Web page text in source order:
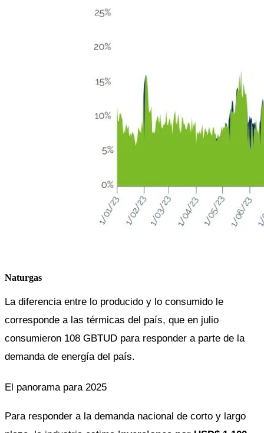
Naturgas
La diferencia entre lo producido y lo consumido le
corresponde a las térmicas del país, que en julio
consumieron 108 GBTUD para responder a parte de la
demanda de energía del país.
El panorama para 2025
Para responder a la demanda nacional de corto y largo